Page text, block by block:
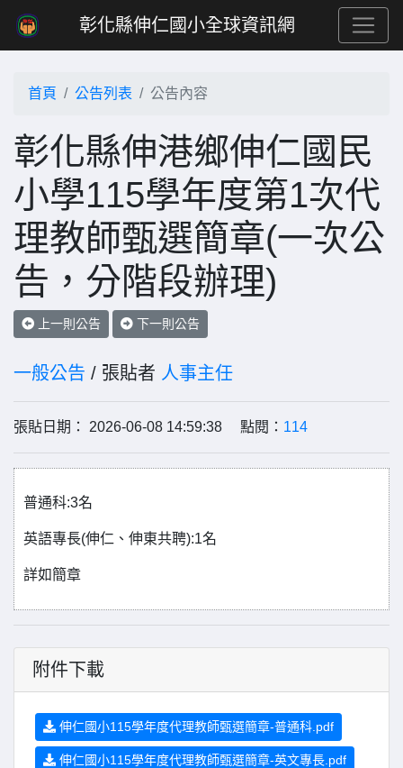
彰化縣伸仁國小全球資訊網
首頁 公告列表 公告內容
彰化縣伸港鄉伸仁國民
小學115學年度第1次代
理教師甄選簡章(一次公
告，分階段辦理)
上一則公告 下一則公告
一般公告 / 張貼者 人事主任
張貼日期： 2026-06-08 14:59:38 點閱： 114
普通科:3名
英語專長(伸仁、伸東共聘):1名
詳如簡章
附件下載
伸仁國小115學年度代理教師甄選簡章-普通科.pdf
伸仁國小115學年度代理教師甄選簡章-英文專長.pdf